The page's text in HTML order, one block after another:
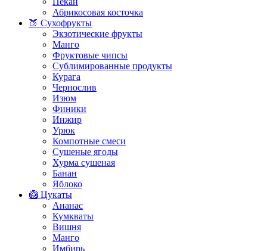
Абрикосовая косточка
🍑 Сухофрукты
Экзотические фрукты
Манго
Фруктовые чипсы
Сублимированные продукты
Курага
Чернослив
Изюм
Финики
Инжир
Урюк
Компотные смеси
Сушеные ягоды
Хурма сушеная
Банан
Яблоко
🥝 Цукаты
Ананас
Кумкваты
Вишня
Манго
Имбирь